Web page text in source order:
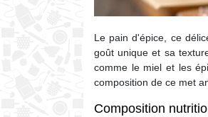
Le pain d'épice, ce
goût unique et sa
comme le miel et les
composition de ce met
Composition